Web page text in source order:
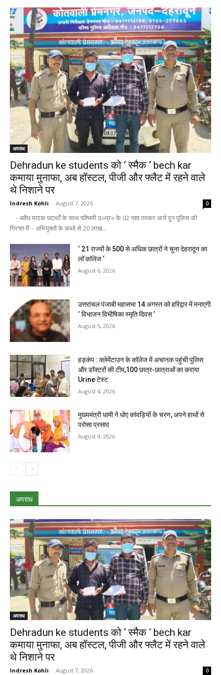
अपराध
Dehradun ke students को ‘ स्मैक ‘ bech kar
कमाया मुनाफा, अब हॉस्टल, पीजी और फ्लैट में रहने वाले
थे निशाने पर
Indresh Kohli - August 7, 2026 0
- अवैध मादक पदार्थों के साथ पश्चिमी उ०प्र० के 02 नशा तस्कर आये दून पुलिस की
गिरफ्त में - अभियुक्तों के कब्जे से 20 लाख...
‘ 21 राज्यों के 500 से अधिक छात्रों ने चुना देहरादून का
लाॅ काॅलेज ‘
August 6, 2026
उत्तरांचल पंजाबी महासभा 14 अगस्त को हरिद्वार में मनाएगी
‘ विभाजन विभीषिका स्मृति दिवस ‘
August 5, 2026
हड़कंप : क्लेमेंटाउन के कॉलेज में अचानक पहुंची पुलिस
और डॉक्टरों की टीम,100 छात्र-छात्राओं का कराया
Urine टेस्ट
August 4, 2026
मुख्यमंत्री धामी ने धोए कांवड़ियों के चरण, अपने हाथों से
परोसा प्रसाद
August 4, 2026
अपराध
अपराध
Dehradun ke students को ‘ स्मैक ‘ bech kar
कमाया मुनाफा, अब हॉस्टल, पीजी और फ्लैट में रहने वाले
थे निशाने पर
Indresh Kohli - August 7, 2026 0